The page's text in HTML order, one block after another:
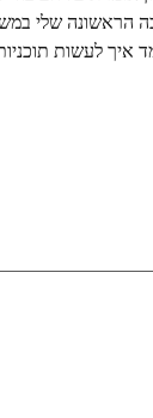
הראשונה שלי
איך לעשות